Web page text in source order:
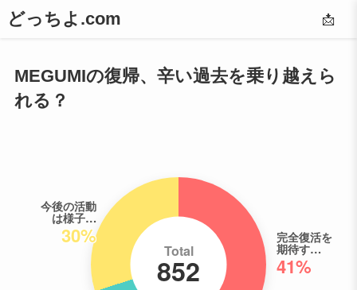
どっちよ.com 📩
MEGUMIの復帰、辛い過去を乗り越えら
れる？
完全復活を
期待す…
41%
今後の活動
は様子…
30%
Total
852